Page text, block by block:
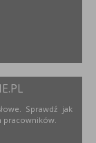
Sprawdź jak
pracowników.